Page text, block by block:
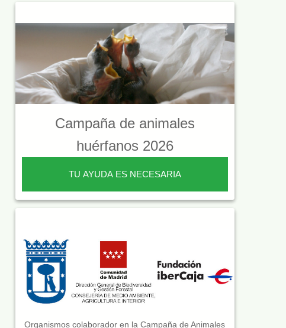
Campaña de animales
huérfanos 2026
TU AYUDA ES NECESARIA
Organismos colaborador en la Campaña de Animales